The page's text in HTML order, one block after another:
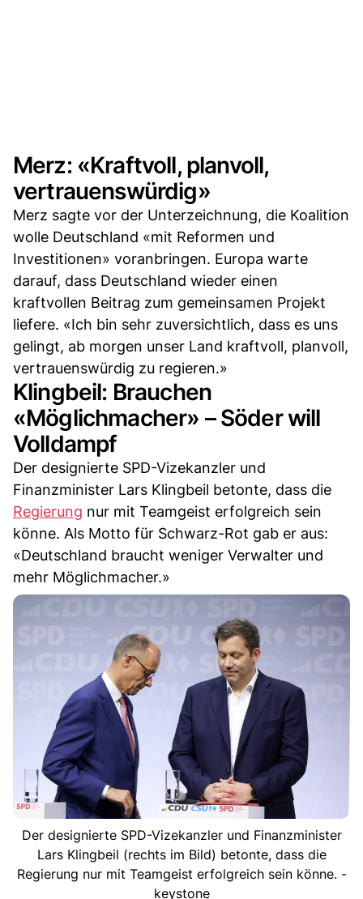
Merz: «Kraftvoll, planvoll,
vertrauenswürdig»
Merz sagte vor der Unterzeichnung, die Koalition
wolle Deutschland «mit Reformen und
Investitionen» voranbringen. Europa warte
darauf, dass Deutschland wieder einen
kraftvollen Beitrag zum gemeinsamen Projekt
liefere. «Ich bin sehr zuversichtlich, dass es uns
gelingt, ab morgen unser Land kraftvoll, planvoll,
vertrauenswürdig zu regieren.»
Klingbeil: Brauchen
«Möglichmacher» – Söder will
Volldampf
Der designierte SPD-Vizekanzler und
Finanzminister Lars Klingbeil betonte, dass die
Regierung nur mit Teamgeist erfolgreich sein
könne. Als Motto für Schwarz-Rot gab er aus:
«Deutschland braucht weniger Verwalter und
mehr Möglichmacher.»
Der designierte SPD-Vizekanzler und Finanzminister
Lars Klingbeil (rechts im Bild) betonte, dass die
Regierung nur mit Teamgeist erfolgreich sein könne. -
keystone